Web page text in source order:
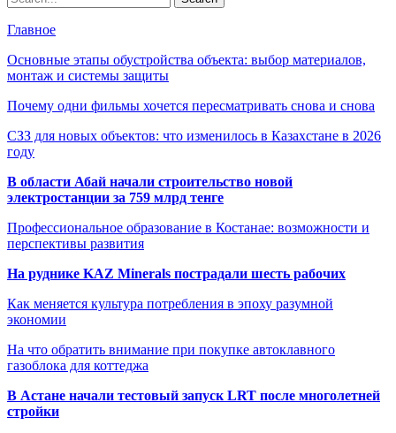
Главное
Основные этапы обустройства объекта: выбор материалов,
монтаж и системы защиты
Почему одни фильмы хочется пересматривать снова и снова
СЗЗ для новых объектов: что изменилось в Казахстане в 2026
году
В области Абай начали строительство новой
электростанции за 759 млрд тенге
Профессиональное образование в Костанае: возможности и
перспективы развития
На руднике KAZ Minerals пострадали шесть рабочих
Как меняется культура потребления в эпоху разумной
экономии
На что обратить внимание при покупке автоклавного
газоблока для коттеджа
В Астане начали тестовый запуск LRT после многолетней
стройки